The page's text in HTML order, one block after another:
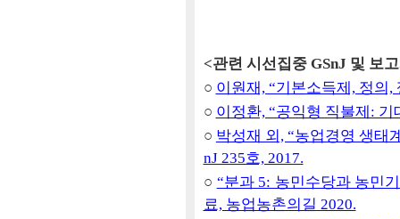
<관련 시선집중 GSnJ 및 보
○ 이원재, “기본소득제, 정의,
○ 이정환, “공익형 직불제: 기
○ 박성재 외, “농업경영 생태
nJ 235호, 2017.
○ “분과 5: 농민수당과 농민
료, 농업농촌의길 2020.